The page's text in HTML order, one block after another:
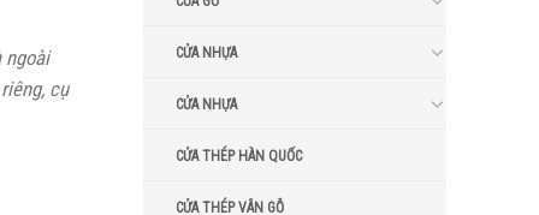
ngoài
cụ
CỬA NHỰA
CỬA NHỰA
CỬA THÉP HÀN QUỐC
CỬA THÉP VÂN GỖ